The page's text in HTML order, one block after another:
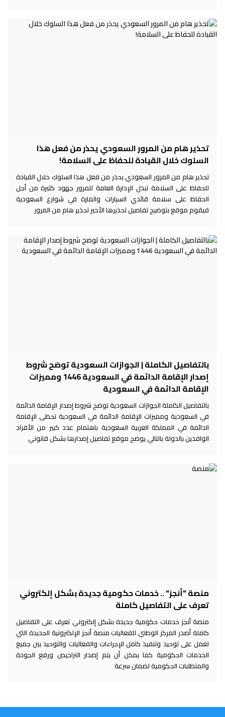
تحذير هام من المرور السعودي يحذر من فعل هذا
السلوك خلال القيادة للحفاظ على السلامة!
تحذير هام من المرور السعودي يحذر من فعل هذا السلوك خلال القيادة
للحفاظ على السلامة تبذل الإدارة العامة للمرور جهود كثيرة من أجل
الحفاظ على سلامة قائدي السيارات والمارة في شوارع السعودية
فيقوم موقع بتوضيح تفاصيل تحذيرها الأخير تحذير هام من المرور
بالتفاصيل الكاملة | الجوازات السعودية توضح شروط
إصدار الإقامة الدائمة في السعودية 1446 ومميزات
الإقامة الدائمة في السعودية
بالتفاصيل الكاملة الجوازات السعودية توضح شروط إصدار الإقامة الدائمة
في السعودية ومميزات الإقامة الدائمة في السعودية تحظى الإقامة
الدائمة في المملكة العربية السعودية باهتمام عدد كبير من الأفراد
الوافدين بالدولة بالتالي يوضح موقع تفاصيل إصدارها بشكل قانوني
منصة "أنجز" .. خدمات حكومية جديدة بشكل إلكتروني
تعرف على التفاصيل كاملة
منصة أنجز خدمات حكومية جديدة بشكل إلكتروني تعرف على التفاصيل
كاملة أصدر المركز الوطني للفعاليات منصة أنجز الإلكترونية الجديدة التي
تعمل على توحيد وتنفيذ كامل الإجراءات والفعاليات والتوحيد بين جميع
الخدمات الحكومية كما يمكن أن يتم إصدار التراخيص ورفع الجودة
والمتطلبات الحكومية لضمان سرعة